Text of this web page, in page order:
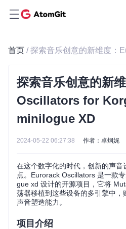
首页
探索音乐创意的新
Oscillators for
minilogue XD
2024-05-22 06:27:38 作者：卓炯娓
在这个数字化的时代，创新的声音
点。Eurorack Oscillators 是一款
gue xd 设计的开源项目，它将
荡器移植到这些设备的多引擎中，
声音塑造能力。
项目介绍